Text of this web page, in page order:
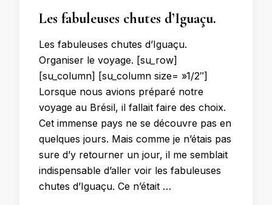
Les fabuleuses chutes d’Iguaçu.
Les fabuleuses chutes d’Iguaçu.
Organiser le voyage. [su_row]
[su_column] [su_column size= »1/2″]
Lorsque nous avions préparé notre
voyage au Brésil, il fallait faire des choix.
Cet immense pays ne se découvre pas en
quelques jours. Mais comme je n’étais pas
sure d’y retourner un jour, il me semblait
indispensable d’aller voir les fabuleuses
chutes d’Iguaçu. Ce n’était …